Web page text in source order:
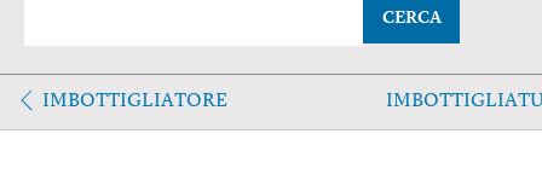
CERCA
IMBOTTIGLIATORE